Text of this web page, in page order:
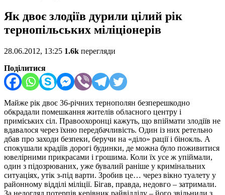
Як двоє злодіїв дурили цілий рік
тернопільських міліціонерів
28.06.2012, 13:25 1.6k перегляди
Поділитися
Майже рік двоє 36-річних тернополян безперешкодно
обкрадали помешкання жителів обласного центру і
приміських сіл. Правоохоронці кажуть, що впіймати злодіїв не
вдавалося через їхню передбачливість. Один із них ретельно
дбав про заходи безпеки, беручи на «діло» рації і бінокль. А
спокушали крадіїв дорогі будинки, де можна було поживитися
ювелірними прикрасами і грошима. Коли їх усе ж упіймали,
один з підозрюваних, уже бувалий раніше у кримінальних
ситуаціях, утік з-під варти. Зробив це… через вікно туалету у
районному відділі міліції. Бігав, правда, недовго – затримали.